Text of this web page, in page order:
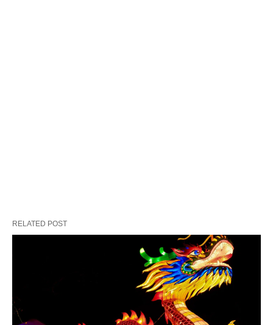
RELATED POST